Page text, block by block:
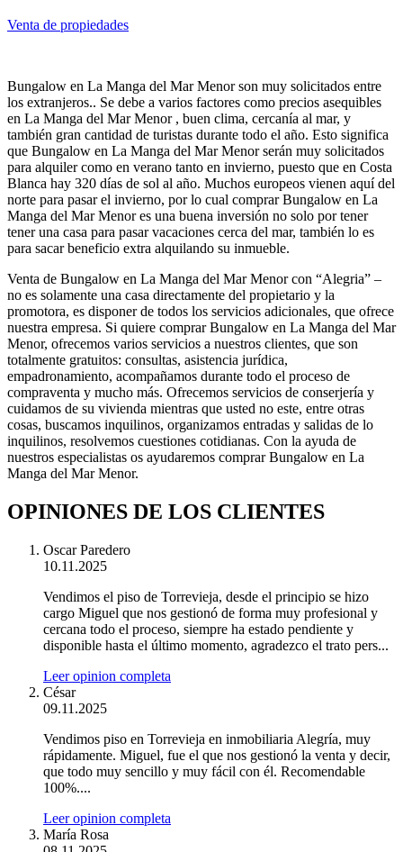
Venta de propiedades
Bungalow en La Manga del Mar Menor son muy solicitados entre
los extranjeros.. Se debe a varios factores como precios asequibles
en La Manga del Mar Menor , buen clima, cercanía al mar, y
también gran cantidad de turistas durante todo el año. Esto significa
que Bungalow en La Manga del Mar Menor serán muy solicitados
para alquiler como en verano tanto en invierno, puesto que en Costa
Blanca hay 320 días de sol al año. Muchos europeos vienen aquí del
norte para pasar el invierno, por lo cual comprar Bungalow en La
Manga del Mar Menor es una buena inversión no solo por tener
tener una casa para pasar vacaciones cerca del mar, también lo es
para sacar beneficio extra alquilando su inmueble.
Venta de Bungalow en La Manga del Mar Menor con “Alegria” –
no es solamente una casa directamente del propietario y la
promotora, es disponer de todos los servicios adicionales, que ofrece
nuestra empresa. Si quiere comprar Bungalow en La Manga del Mar
Menor, ofrecemos varios servicios a nuestros clientes, que son
totalmente gratuitos: consultas, asistencia jurídica,
empadronamiento, acompañamos durante todo el proceso de
compraventa y mucho más. Ofrecemos servicios de conserjería y
cuidamos de su vivienda mientras que usted no este, entre otras
cosas, buscamos inquilinos, organizamos entradas y salidas de lo
inquilinos, resolvemos cuestiones cotidianas. Con la ayuda de
nuestros especialistas os ayudaremos comprar Bungalow en La
Manga del Mar Menor.
OPINIONES DE LOS CLIENTES
Oscar Paredero
10.11.2025
Vendimos el piso de Torrevieja, desde el principio se hizo
cargo Miguel que nos gestionó de forma muy profesional y
cercana todo el proceso, siempre ha estado pendiente y
disponible hasta el último momento, agradezco el trato pers...
Leer opinion completa
César
09.11.2025
Vendimos piso en Torrevieja en inmobiliaria Alegría, muy
rápidamente. Miguel, fue el que nos gestionó la venta y decir,
que todo muy sencillo y muy fácil con él. Recomendable
100%....
Leer opinion completa
María Rosa